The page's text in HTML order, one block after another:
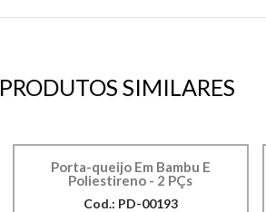
PRODUTOS SIMILARES
Porta-queijo Em Bambu E
Poliestireno - 2 PÇs
Cod.: PD-00193